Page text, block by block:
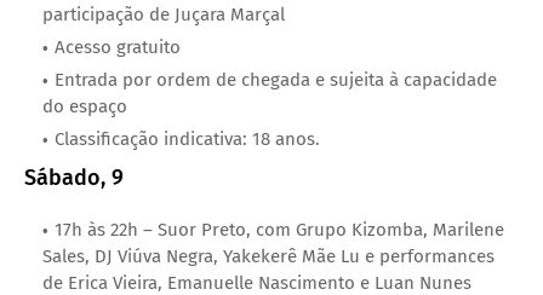
participação de Juçara Marçal
Acesso gratuito
Entrada por ordem de chegada e sujeita à capacidade
do espaço
Classificação indicativa: 18 anos.
Sábado, 9
17h às 22h – Suor Preto, com Grupo Kizomba, Marilene
Sales, DJ Viúva Negra, Yakekerê Mãe Lu e performances
de Erica Vieira, Emanuelle Nascimento e Luan Nunes